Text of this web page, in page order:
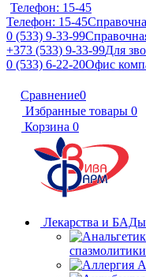
Телефон: 15-45
Телефон: 15-45
0 (533) 9-33-99
+373 (533) 9-33-99Для
0 (533) 6-22-20Офис
Сравнение0
Избранные товары 0
Корзина 0
Лекарства и БАДы
спазмолитики